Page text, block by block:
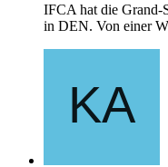
IFCA hat die Grand-
in DEN. Von einer